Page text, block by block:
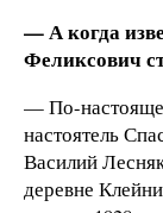
— А когда
Феликсович
— По-
настоятель
Василий
деревне